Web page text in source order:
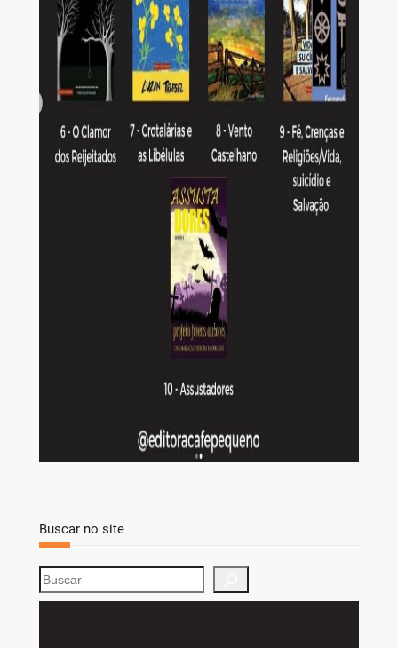
Buscar no site
S
e